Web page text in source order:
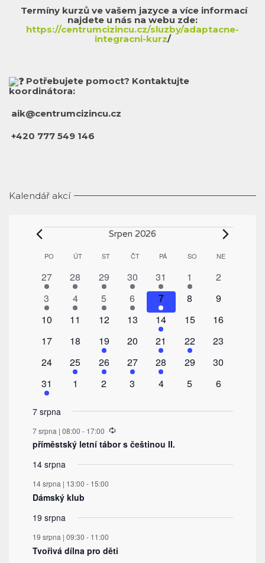
Termíny kurzů ve vašem jazyce a více informací
najdete u nás na webu zde:
https://centrumcizincu.cz/sluzby/adaptacne-
integracni-kurz/
Potřebujete pomoct? Kontaktujte
koordinátora:
aik@centrumcizincu.cz
+420 777 549 146
Kalendář akcí
Akce Srpen 2026
Kalendář
Akce
PO PONDĚLÍ
ÚTÚTERÝST STŘEDAČTČTVRTEK
PÁPÁTEK SO SOBOTA
NENEDĚLE
1
akce
27
1
akce
28
1
akce
29
1
akce
30
1
akce
31
1
akce
1
0
2
1
akce
3
1
akce
4
1
akce
5
1
akce
6
1
akce
7
0
8
0
9
0
10
0
11
0
12
0
13
1
akce
14
0
15
0
16
0
17
0
18
2
akce
19
0
20
1
akce
21
1
akce
22
0
23
0
24
1
akce
25
1
akce
26
1
akce
27
1
akce
28
0
29
0
30
1
akce
31
0
1
0
2
0
3
0
4
0
5
0
6
7 srpna
7 srpna | 08:00 - 17:00
příměstský letní tábor s češtinou II.
14 srpna
14 srpna | 13:00 - 15:00
Dámský klub
19 srpna
19 srpna | 09:30 - 11:00
Tvořivá dílna pro děti